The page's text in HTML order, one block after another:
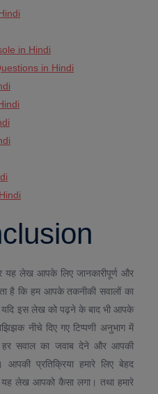
in Hindi
in Hindi
यह लेख आपके लिए जानकारीपूर्ण और
है कि हम आपके तकनीकी सवालों का
इस लेख को पढ़ने के बाद भी आपके
नीचे दिए गए टिप्पणी अनुभाग में
सवाल का जवाब देने और आपकी
प्रतिक्रिया हमारे लिए बेहद
यह लेख आपको कैसा लगा। तथा हमारे